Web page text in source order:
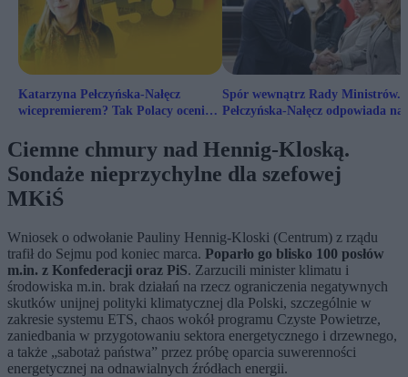
Katarzyna Pełczyńska-Nałęcz
wicepremierem? Tak Polacy oceniają
Spór wewnątrz Rady Ministrów.
Pełczyńska-Nałęcz odpowiada na
Ciemne chmury nad Hennig-Kloską.
Sondaże nieprzychylne dla szefowej
MKiŚ
Wniosek o odwołanie Pauliny Hennig-Kloski (Centrum) z rządu
trafił do Sejmu pod koniec marca. Poparło go blisko 100 posłów
m.in. z Konfederacji oraz PiS. Zarzucili minister klimatu i
środowiska m.in. brak działań na rzecz ograniczenia negatywnych
skutków unijnej polityki klimatycznej dla Polski, szczególnie w
zakresie systemu ETS, chaos wokół programu Czyste Powietrze,
zaniedbania w przygotowaniu sektora energetycznego i drzewnego,
a także „sabotaż państwa” przez próbę oparcia suwerenności
energetycznej na odnawialnych źródłach energii.